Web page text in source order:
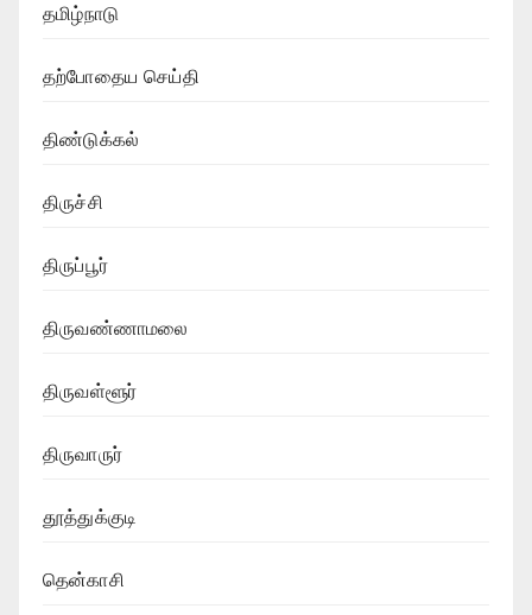
தமிழ்நாடு
தற்போதைய செய்தி
திண்டுக்கல்
திருச்சி
திருப்பூர்
திருவண்ணாமலை
திருவள்ளூர்
திருவாருர்
தூத்துக்குடி
தென்காசி